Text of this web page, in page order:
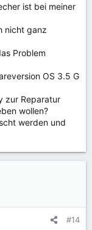
ist bei meiner
nicht ganz
Problem
OS 3.5 G
zur Reparatur
wollen?
werden und
#14